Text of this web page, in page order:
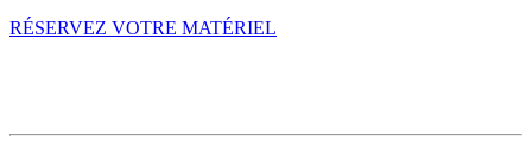
RÉSERVEZ VOTRE MATÉRIEL